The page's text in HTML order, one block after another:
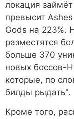
локация
превысит
Gods на 223%.
разместятся
больше 370
новых боссов-
которые, по
билды рыдать".
Кроме того,